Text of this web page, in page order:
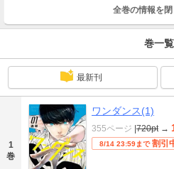
全巻の情報を
巻一覧
最新刊
1
巻
ワンダンス(1)
355ページ |720pt →
8/14 23:59まで 割引